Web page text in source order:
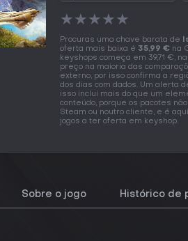
★★★★★
Procuras uma chave barata de
oferta mais baixa é 35,99 € na
keyshops começa em 39,71 €,
preço na maioria das
externo, por isso confirma a
dos dias com dados. Um alerta
isso inclui mais do que um
conteúdo, porque os pacotes
Steam ou noutro cliente, e é
jogos a ter oferta em keyshop.
Sobre o jogo Histórico de